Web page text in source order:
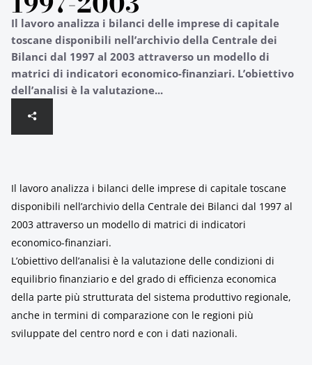
Il lavoro analizza i bilanci delle imprese di capitale
toscane disponibili nell’archivio della Centrale dei
Bilanci dal 1997 al 2003 attraverso un modello di
matrici di indicatori economico-finanziari. L’obiettivo
dell’analisi è la valutazione...
Il lavoro analizza i bilanci delle imprese di capitale toscane
disponibili nell’archivio della Centrale dei Bilanci dal 1997 al
2003 attraverso un modello di matrici di indicatori
economico-finanziari.
L’obiettivo dell’analisi è la valutazione delle condizioni di
equilibrio finanziario e del grado di efficienza economica
della parte più strutturata del sistema produttivo regionale,
anche in termini di comparazione con le regioni più
sviluppate del centro nord e con i dati nazionali.